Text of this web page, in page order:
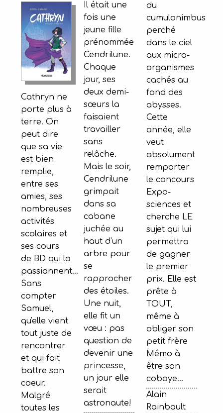
Cathryn ne
porte plus à
terre. On
peut dire
que sa vie
est bien
remplie,
entre ses
amies, ses
nombreuses
activités
scolaires et
ses cours
de BD qui la
passionnent...
Sans
compter
Samuel,
qu'elle vient
tout juste de
rencontrer
et qui fait
battre son
coeur.
Malgré
toutes les
Il était une
fois une
jeune fille
prénommée
Cendrilune.
Chaque
jour, ses
deux demi-
sœurs la
faisaient
travailler
sans
relâche.
Mais le soir,
Cendrilune
grimpait
dans sa
cabane
juchée au
haut d’un
arbre pour
se
rapprocher
des étoiles.
Une nuit,
elle fit un
vœu : pas
question de
devenir une
princesse,
un jour elle
serait
astronaute!
du
cumulonimbus
perché
dans le ciel
aux micro-
organismes
cachés au
fond des
abysses.
Cette
année, elle
veut
absolument
remporter
le concours
Expo-
sciences et
cherche LE
sujet qui lui
permettra
de gagner
le premier
prix. Elle est
prête à
TOUT,
même à
obliger son
petit frère
Mémo à
être son
cobaye…
Alain
Rainbault